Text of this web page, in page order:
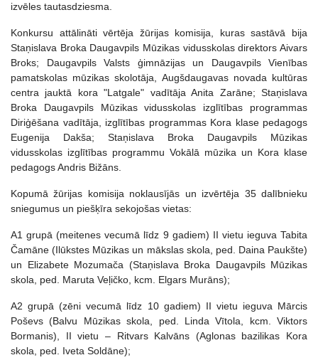
izvēles tautasdziesma.
Konkursu attālināti vērtēja žūrijas komisija, kuras sastāvā bija
Staņislava Broka Daugavpils Mūzikas vidusskolas direktors Aivars
Broks; Daugavpils Valsts ģimnāzijas un Daugavpils Vienības
pamatskolas mūzikas skolotāja, Augšdaugavas novada kultūras
centra jauktā kora "Latgale" vadītāja Anita Zarāne; Staņislava
Broka Daugavpils Mūzikas vidusskolas izglītības programmas
Diriģēšana vadītāja, izglītības programmas Kora klase pedagogs
Eugenija Dakša; Staņislava Broka Daugavpils Mūzikas
vidusskolas izglītības programmu Vokālā mūzika un Kora klase
pedagogs Andris Bižāns.
Kopumā žūrijas komisija noklausījās un izvērtēja 35 dalībnieku
sniegumus un piešķīra sekojošas vietas:
A1 grupā (meitenes vecumā līdz 9 gadiem) II vietu ieguva Tabita
Čamāne (Ilūkstes Mūzikas un mākslas skola, ped. Daina Paukšte)
un Elizabete Mozumača (Staņislava Broka Daugavpils Mūzikas
skola, ped. Maruta Veļičko, kcm. Elgars Murāns);
A2 grupā (zēni vecumā līdz 10 gadiem) II vietu ieguva Mārcis
Poševs (Balvu Mūzikas skola, ped. Linda Vītola, kcm. Viktors
Bormanis), II vietu – Ritvars Kalvāns (Aglonas bazilikas Kora
skola, ped. Iveta Soldāne);